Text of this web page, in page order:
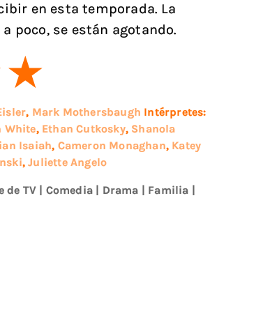
en esta temporada. La
poco, se están agotando.
, Mark Mothersbaugh Intérpretes:
White, Ethan Cutkosky, Shanola
Isaiah, Cameron Monaghan, Katey
,Juliette Angelo
de TV | Comedia | Drama | Familia |